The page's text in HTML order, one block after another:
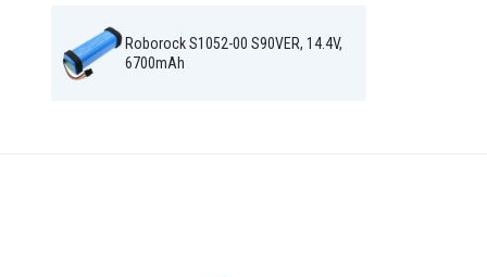
Roborock S1052-00 S90VER, 14.4V,
6700mAh